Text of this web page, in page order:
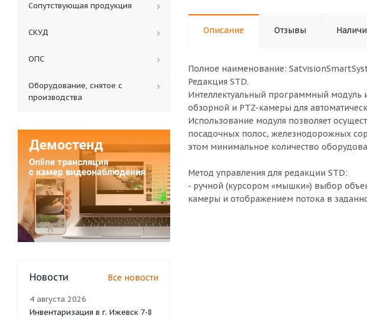
Описание Отзывы
Полное наименование:
Редакция STD.
Интеллектуальный программный модуль
обзорной и PTZ-камеры для
Использование модуля позволяет
посадочных полос, железнодорожных
этом минимальное количество
Метод управления для редакции STD:
- ручной (курсором «мышки») выбор
камеры и отображением потока в
Сопутствующая продукция
СКУД
ОПС
Оборудование, снятое с
производства
Новости Все новости
4 августа 2026
Инвентаризация в г. Ижевск 7-8